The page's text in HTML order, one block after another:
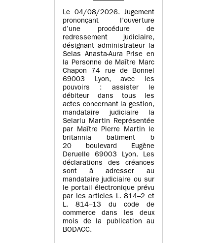
Le 04/08/2026. Jugement
prononçant l’ouverture
d’une procédure de
redressement judiciaire,
désignant administrateur la
Selas Anasta-Aura Prise en
la Personne de Maître Marc
Chapon 74 rue de Bonnel
69003 Lyon, avec les
pouvoirs : assister le
débiteur dans tous les
actes concernant la gestion,
mandataire judiciaire la
Selarlu Martin Représentée
par Maître Pierre Martin le
britannia batiment b
20 boulevard Eugène
Deruelle 69003 Lyon. Les
déclarations des créances
sont à adresser au
mandataire judiciaire ou sur
le portail électronique prévu
par les articles L. 814–2 et
L. 814–13 du code de
commerce dans les deux
mois de la publication au
BODACC.